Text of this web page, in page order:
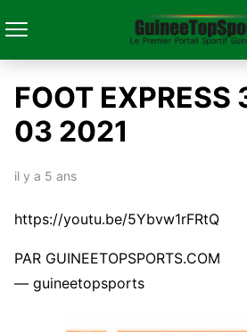
FOOT EXPRESS
03 2021
il y a 5 ans
https://youtu.be/5Ybvw1rFRtQ
PAR GUINEETOPSPORTS.COM
— guineetopsports